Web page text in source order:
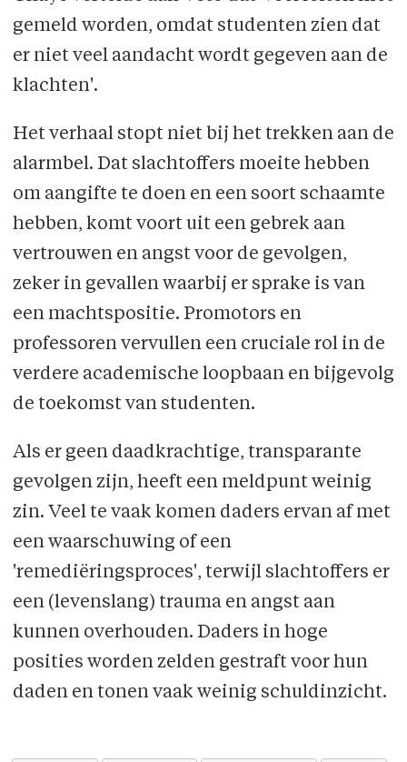
gemeld worden, omdat studenten zien dat
er niet veel aandacht wordt gegeven aan de
klachten'.
Het verhaal stopt niet bij het trekken aan de
alarmbel. Dat slachtoffers moeite hebben
om aangifte te doen en een soort schaamte
hebben, komt voort uit een gebrek aan
vertrouwen en angst voor de gevolgen,
zeker in gevallen waarbij er sprake is van
een machtspositie. Promotors en
professoren vervullen een cruciale rol in de
verdere academische loopbaan en bijgevolg
de toekomst van studenten.
Als er geen daadkrachtige, transparante
gevolgen zijn, heeft een meldpunt weinig
zin. Veel te vaak komen daders ervan af met
een waarschuwing of een
'remediëringsproces', terwijl slachtoffers er
een (levenslang) trauma en angst aan
kunnen overhouden. Daders in hoge
posities worden zelden gestraft voor hun
daden en tonen vaak weinig schuldinzicht.